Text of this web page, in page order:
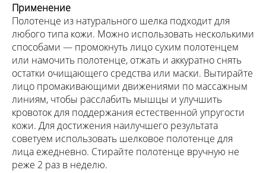
Применение
Полотенце из натурального шелка подходит для
любого типа кожи. Можно использовать несколькими
способами — промокнуть лицо сухим полотенцем
или намочить полотенце, отжать и аккуратно снять
остатки очищающего средства или маски. Вытирайте
лицо промакивающими движениями по массажным
линиям, чтобы расслабить мышцы и улучшить
кровоток для поддержания естественной упругости
кожи. Для достижения наилучшего результата
советуем использовать шелковое полотенце для
лица ежедневно. Стирайте полотенце вручную не
реже 2 раз в неделю.